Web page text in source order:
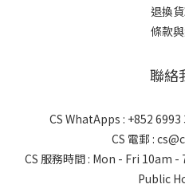
退換
條款
聯絡
CS WhatApps : +852
CS 電郵 :
CS 服務時間 : Mon - Fri 10am
Public